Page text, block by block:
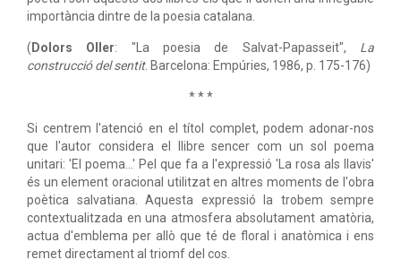
importància dintre de la poesia catalana.
( Dolors Oller: "La poesia de Salvat-Papasseit", La
construcció del sentit. Barcelona: Empúries, 1986, p. 175-176)
* * *
Si centrem l'atenció en el títol complet, podem adonar-nos
que l'autor considera el llibre sencer com un sol poema
unitari: 'El poema...' Pel que fa a l'expressió 'La rosa als llavis'
és un element oracional utilitzat en altres moments de l'obra
poètica salvatiana. Aquesta expressió la trobem sempre
contextualitzada en una atmosfera absolutament amatòria,
actua d'emblema per allò que té de floral i anatòmica i ens
remet directament al triomf del cos.